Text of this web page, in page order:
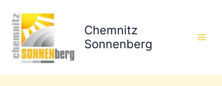
Inhalt
springen
Chemnitz
Sonnenberg